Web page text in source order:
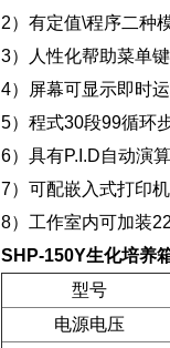
2）有定值\程序二种
3）人性化帮助菜单
4）屏幕可显示即时
5）程式30段99循环
6）具有P.I.D自动演
7）可配嵌入式打印
8）工作室内可加装
SHP-150Y生化培养
型号
电源电压